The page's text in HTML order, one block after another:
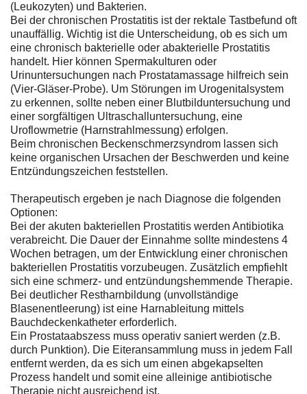
(Leukozyten) und Bakterien.
Bei der chronischen Prostatitis ist der rektale Tastbefund oft
unauffällig. Wichtig ist die Unterscheidung, ob es sich um
eine chronisch bakterielle oder abakterielle Prostatitis
handelt. Hier können Spermakulturen oder
Urinuntersuchungen nach Prostatamassage hilfreich sein
(Vier-Gläser-Probe). Um Störungen im Urogenitalsystem
zu erkennen, sollte neben einer Blutbilduntersuchung und
einer sorgfältigen Ultraschalluntersuchung, eine
Uroflowmetrie (Harnstrahlmessung) erfolgen.
Beim chronischen Beckenschmerzsyndrom lassen sich
keine organischen Ursachen der Beschwerden und keine
Entzündungszeichen feststellen.
Therapeutisch ergeben je nach Diagnose die folgenden
Optionen:
Bei der akuten bakteriellen Prostatitis werden Antibiotika
verabreicht. Die Dauer der Einnahme sollte mindestens 4
Wochen betragen, um der Entwicklung einer chronischen
bakteriellen Prostatitis vorzubeugen. Zusätzlich empfiehlt
sich eine schmerz- und entzündungshemmende Therapie.
Bei deutlicher Restharnbildung (unvollständige
Blasenentleerung) ist eine Harnableitung mittels
Bauchdeckenkatheter erforderlich.
Ein Prostataabszess muss operativ saniert werden (z.B.
durch Punktion). Die Eiteransammlung muss in jedem Fall
entfernt werden, da es sich um einen abgekapselten
Prozess handelt und somit eine alleinige antibiotische
Therapie nicht ausreichend ist.